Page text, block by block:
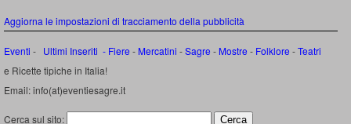
Aggiorna le impostazioni di tracciamento della pubblicità
Eventi - Ultimi Inseriti - Fiere - Mercatini -Sagre - Mostre - Folklore -Teatri
e Ricette tipiche in Italia!
Email: info(at)eventiesagre.it
Cerca sul sito: